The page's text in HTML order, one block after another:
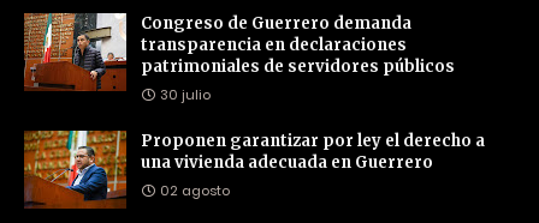
Congreso de Guerrero demanda
transparencia en declaraciones
patrimoniales de servidores públicos
30 julio
Proponen garantizar por ley el derecho a
una vivienda adecuada en Guerrero
02 agosto